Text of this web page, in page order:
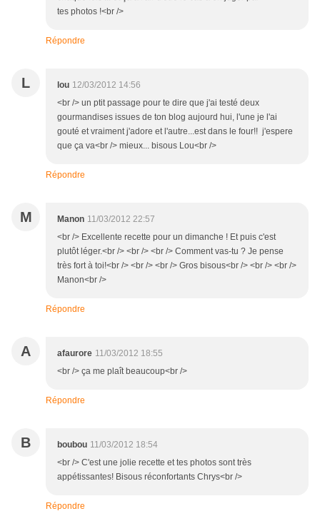
tes photos !<br />
Répondre
L lou 12/03/2012 14:56
<br /> un ptit passage pour te dire que j'ai testé deux
gourmandises issues de ton blog aujourd hui, l'une je l'ai
gouté et vraiment j'adore et l'autre...est dans le four!! j'espere
que ça va<br /> mieux... bisous Lou<br />
Répondre
M Manon 11/03/2012 22:57
<br /> Excellente recette pour un dimanche ! Et puis c'est
plutôt léger.<br /> <br /> <br /> Comment vas-tu ? Je pense
très fort à toi!<br /> <br /> <br /> Gros bisous<br /> <br /> <br />
Manon<br />
Répondre
A afaurore 11/03/2012 18:55
<br /> ça me plaît beaucoup<br />
Répondre
B boubou 11/03/2012 18:54
<br /> C'est une jolie recette et tes photos sont très
appétissantes! Bisous réconfortants Chrys<br />
Répondre